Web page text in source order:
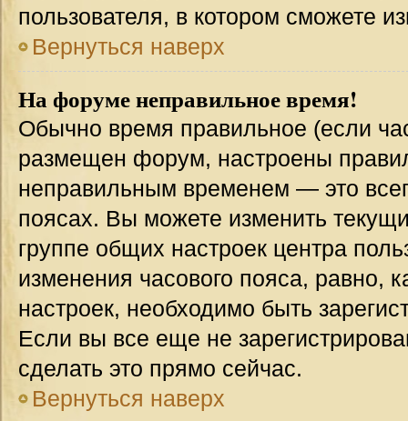
пользователя, в котором сможете
Вернуться наверх
На форуме неправильное время!
Обычно время правильное (если
размещен форум, настроены
неправильным временем — это
поясах. Вы можете изменить
группе общих настроек центра
изменения часового пояса, равно,
настроек, необходимо быть
Если вы все еще не
сделать это прямо сейчас.
Вернуться наверх